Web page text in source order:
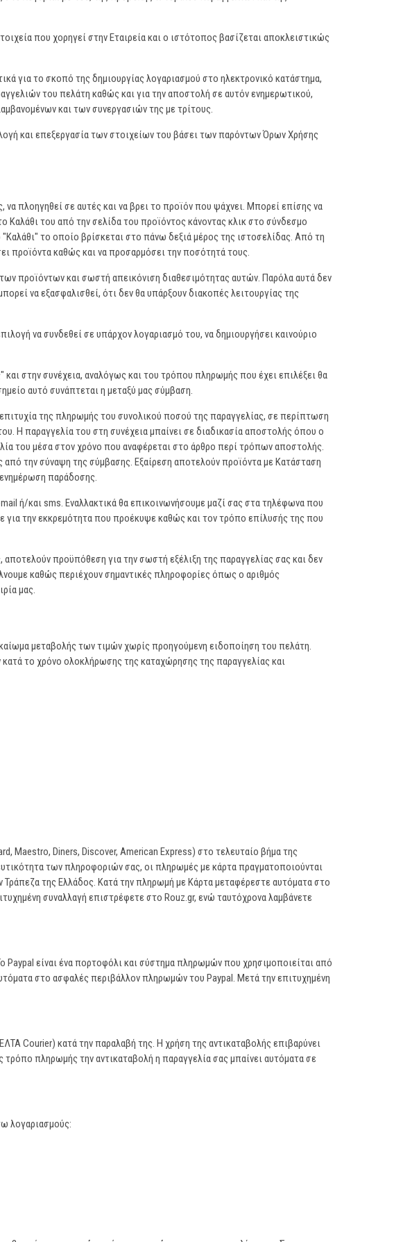
που χορηγεί στην Εταιρεία και ο ιστότοπος βασίζεται αποκλειστικώς
για το σκοπό της δημιουργίας λογαριασμού στο ηλεκτρονικό κατάστημα,
του πελάτη καθώς και για την αποστολή σε αυτόν ενημερωτικού,
και των συνεργασιών της με τρίτους.
και επεξεργασία των στοιχείων του βάσει των παρόντων Όρων Χρήσης
πλοηγηθεί σε αυτές και να βρει το προϊόν που ψάχνει. Μπορεί επίσης να
Καλάθι του από την σελίδα του προϊόντος κάνοντας κλικ στο σύνδεσμο
το οποίο βρίσκεται στο πάνω δεξιά μέρος της ιστοσελίδας. Από τη
προϊόντα καθώς και να προσαρμόσει την ποσότητά τους.
προϊόντων και σωστή απεικόνιση διαθεσιμότητας αυτών. Παρόλα αυτά δεν
να εξασφαλισθεί, ότι δεν θα υπάρξουν διακοπές λειτουργίας της
να συνδεθεί σε υπάρχον λογαριασμό του, να δημιουργήσει καινούριο
στην συνέχεια, αναλόγως και του τρόπου πληρωμής που έχει επιλέξει θα
αυτό συνάπτεται η μεταξύ μας σύμβαση.
της πληρωμής του συνολικού ποσού της παραγγελίας, σε περίπτωση
Η παραγγελία του στη συνέχεια μπαίνει σε διαδικασία αποστολής όπου ο
του μέσα στον χρόνο που αναφέρεται στο άρθρο περί τρόπων αποστολής.
από την σύναψη της σύμβασης. Εξαίρεση αποτελούν προϊόντα με Κατάσταση
παράδοσης.
ή/και sms. Εναλλακτικά θα επικοινωνήσουμε μαζί σας στα τηλέφωνα που
την εκκρεμότητα που προέκυψε καθώς και τον τρόπο επίλυσής της που
προϋπόθεση για την σωστή εξέλιξη της παραγγελίας σας και δεν
καθώς περιέχουν σημαντικές πληροφορίες όπως ο αριθμός
μας.
μεταβολής των τιμών χωρίς προηγούμενη ειδοποίηση του πελάτη.
το χρόνο ολοκλήρωσης της καταχώρησης της παραγγελίας και
Maestro, Diners, Discover, American Express) στο τελευταίο βήμα της
των πληροφοριών σας, οι πληρωμές με κάρτα πραγματοποιούνται
της Ελλάδος. Κατά την πληρωμή με Κάρτα μεταφέρεστε αυτόματα στο
συναλλαγή επιστρέφετε στο Rouz.gr, ενώ ταυτόχρονα λαμβάνετε
Paypal είναι ένα πορτοφόλι και σύστημα πληρωμών που χρησιμοποιείται από
στο ασφαλές περιβάλλον πληρωμών του Paypal. Μετά την επιτυχημένη
Courier) κατά την παραλαβή της. Η χρήση της αντικαταβολής επιβαρύνει
πληρωμής την αντικαταβολή η παραγγελία σας μπαίνει αυτόματα σε
λογαριασμούς: